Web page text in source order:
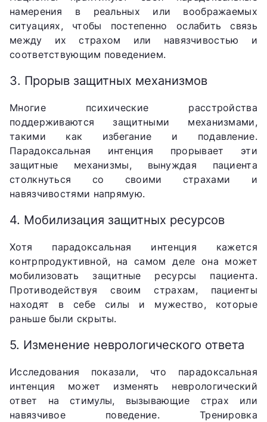
намерения в реальных или воображаемых
ситуациях, чтобы постепенно ослабить связь
между их страхом или навязчивостью и
соответствующим поведением.
3. Прорыв защитных механизмов
Многие психические расстройства
поддерживаются защитными механизмами,
такими как избегание и подавление.
Парадоксальная интенция прорывает эти
защитные механизмы, вынуждая пациента
столкнуться со своими страхами и
навязчивостями напрямую.
4. Мобилизация защитных ресурсов
Хотя парадоксальная интенция кажется
контрпродуктивной, на самом деле она может
мобилизовать защитные ресурсы пациента.
Противодействуя своим страхам, пациенты
находят в себе силы и мужество, которые
раньше были скрыты.
5. Изменение неврологического ответа
Исследования показали, что парадоксальная
интенция может изменять неврологический
ответ на стимулы, вызывающие страх или
навязчивое поведение. Тренировка